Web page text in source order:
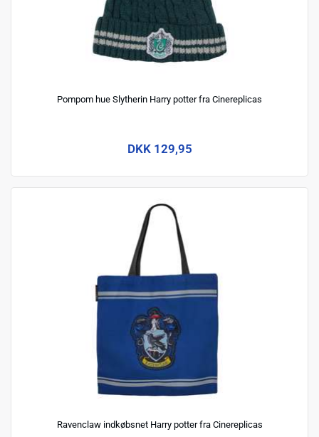
Pompom hue Slytherin Harry potter fra Cinereplicas
DKK 129,95
Ravenclaw indkøbsnet Harry potter fra Cinereplicas